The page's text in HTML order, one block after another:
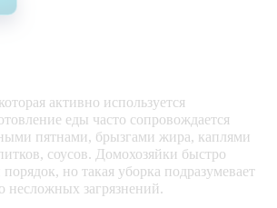
активно используется
еды часто сопровождается
пятнами, брызгами жира, каплями
соусов. Домохозяйки быстро
но такая уборка подразумевает
несложных загрязнений.